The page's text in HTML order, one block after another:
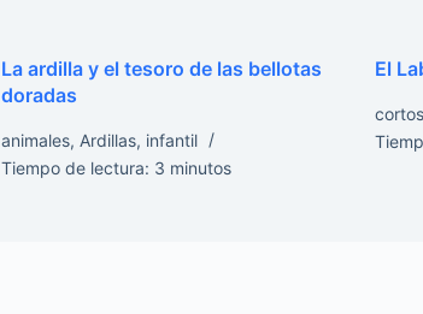
La ardilla y el tesoro de las bellotas
doradas
animales, Ardillas, infantil
Tiempo de lectura: 3 minutos
El
cortos